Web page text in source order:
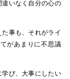
いなく自分の心の
事も、それがライ
があまりに不思議
び、大事にしたい